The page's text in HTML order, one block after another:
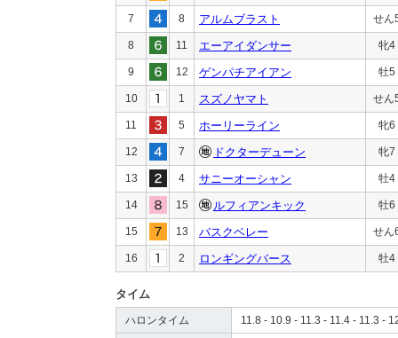
7 8 アルムブラスト せん
8 11 エーアイダンサー 牝4
9 12 ゲンパチアイアン 牡5
10 1 スズノヤマト せん
11 5 ホーリーライン 牝6
12 7 ドクターデューン 牝7
13 4 サニーオーシャン 牡4
14 15 ルフィアンキック 牡6
15 13 バスクベレー せん
16 2 ロンギングバース 牡4
タイム
ハロンタイム 11.8 - 10.9 - 11.3 - 11.4 - 11.3 -